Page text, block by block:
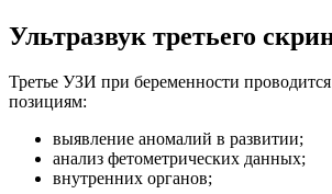
Ультразвук третьего
Третье УЗИ при беременности
позициям:
выявление аномалий в развитии;
анализ фетометрических данных;
внутренних органов;